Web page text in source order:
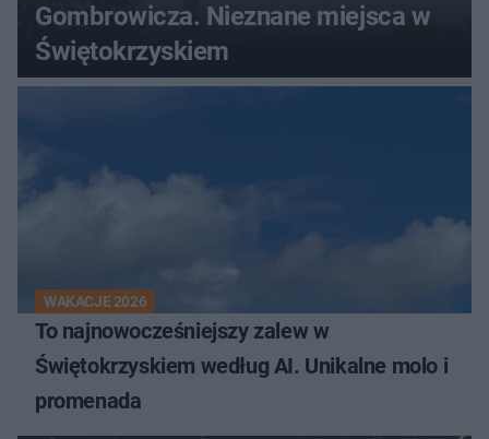
Gombrowicza. Nieznane miejsca w
Świętokrzyskiem
WAKACJE 2026
To najnowocześniejszy zalew w
Świętokrzyskiem według AI. Unikalne molo i
promenada